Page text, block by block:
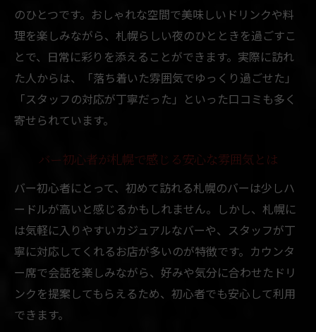
のひとつです。おしゃれな空間で美味しいドリンクや料
理を楽しみながら、札幌らしい夜のひとときを過ごすこ
とで、日常に彩りを添えることができます。実際に訪れ
た人からは、「落ち着いた雰囲気でゆっくり過ごせた」
「スタッフの対応が丁寧だった」といった口コミも多く
寄せられています。
バー初心者が札幌で感じる安心な雰囲気とは
バー初心者にとって、初めて訪れる札幌のバーは少しハ
ードルが高いと感じるかもしれません。しかし、札幌に
は気軽に入りやすいカジュアルなバーや、スタッフが丁
寧に対応してくれるお店が多いのが特徴です。カウンタ
ー席で会話を楽しみながら、好みや気分に合わせたドリ
ンクを提案してもらえるため、初心者でも安心して利用
できます。